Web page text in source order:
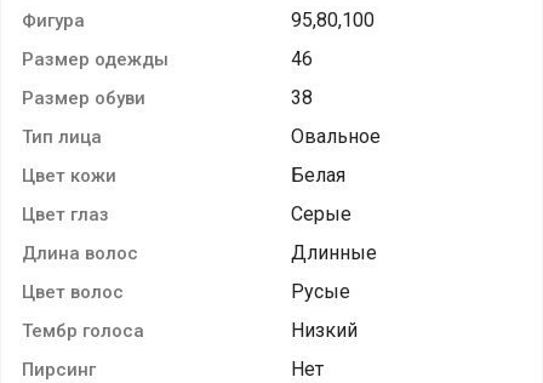
Фигура 95,80,100
Размер одежды 46
Размер обуви 38
Тип лица Овальное
Цвет кожи Белая
Цвет глаз Серые
Длина волос Длинные
Цвет волос Русые
Тембр голоса Низкий
Пирсинг Нет